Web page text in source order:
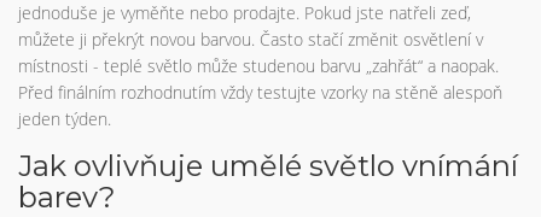
jednoduše je vyměňte nebo prodajte. Pokud jste natřeli zeď,
můžete ji překrýt novou barvou. Často stačí změnit osvětlení v
místnosti - teplé světlo může studenou barvu „zahřát“ a naopak.
Před finálním rozhodnutím vždy testujte vzorky na stěně alespoň
jeden týden.
Jak ovlivňuje umělé světlo vnímání
barev?